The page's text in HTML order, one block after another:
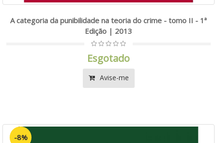
A categoria da punibilidade na teoria do crime - tomo II - 1ª
Edição | 2013
Esgotado
Avise-me
-8%